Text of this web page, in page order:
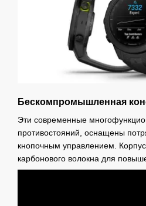
Бескомпромышленная
Эти современные
противостояний, оснащены
кнопочным управлением.
карбонового волокна для